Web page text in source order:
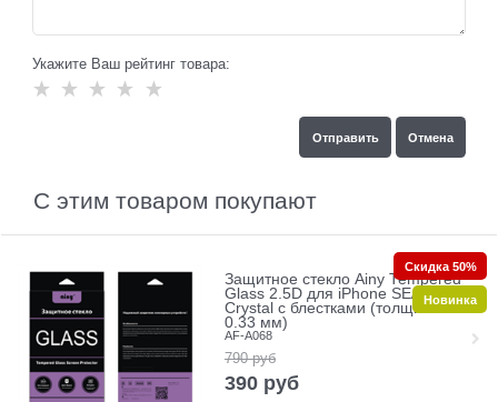
Укажите Ваш рейтинг товара:
С этим товаром покупают
Защитное стекло Ainy Tempered
Glass 2.5D для iPhone SE/5/5c/5s
Crystal с блестками (толщина
0.33 мм)
AF-A068
790 руб
390 руб
Скидка 50%
Новинка